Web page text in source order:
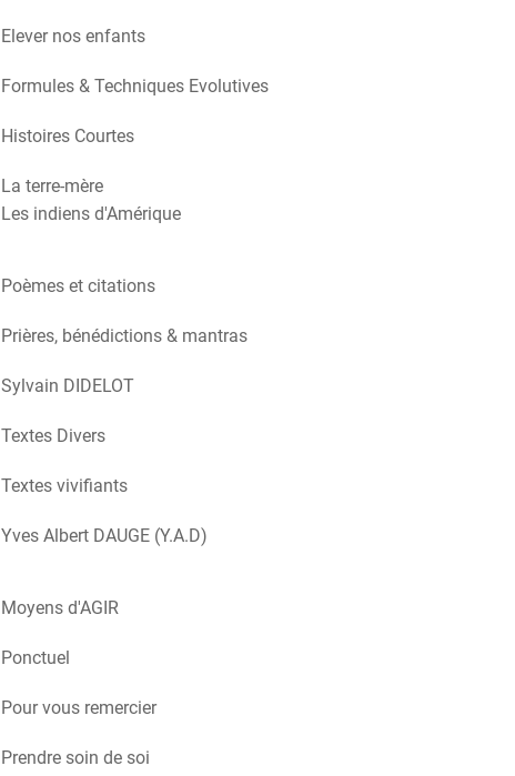
Elever nos enfants
Formules & Techniques Evolutives
Histoires Courtes
La terre-mère
Les indiens d'Amérique
Poèmes et citations
Prières, bénédictions & mantras
Sylvain DIDELOT
Textes Divers
Textes vivifiants
Yves Albert DAUGE (Y.A.D)
Moyens d'AGIR
Ponctuel
Pour vous remercier
Prendre soin de soi